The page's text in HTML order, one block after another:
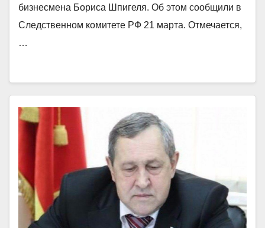
бизнесмена Бориса Шпигеля. Об этом сообщили в
Следственном комитете РФ 21 марта. Отмечается,
…